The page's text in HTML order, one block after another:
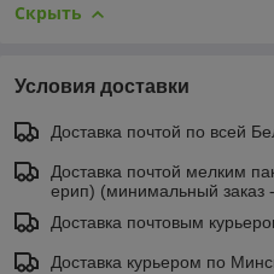
Скрыть
Условия доставки
Доставка почтой по всей
Доставка почтой мелким
ерип) (минимальный заказ
Доставка почтовым
Доставка курьером по